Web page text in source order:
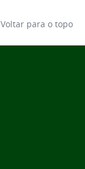
Voltar para o topo